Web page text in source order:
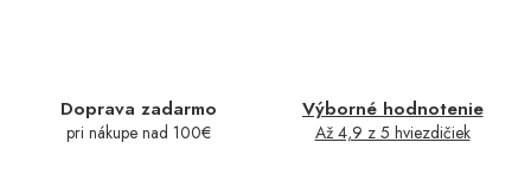
Doprava zadarmo
pri nákupe nad 100€
Výborné hodnotenie
Až 4,9 z 5 hviezdičiek